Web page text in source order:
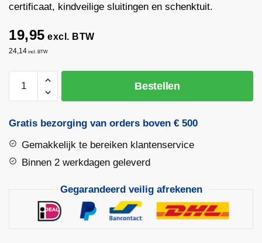
certificaat, kindveilige sluitingen en schenktuit.
19,95 excl. BTW
24,14 incl. BTW
Jerrycan
+
–
Oranje
certificaat
Bestellen
Gratis bezorging van orders boven € 500
Gemakkelijk te bereiken klantenservice
Binnen 2 werkdagen geleverd
Gegarandeerd veilig afrekenen